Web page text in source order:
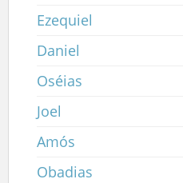
Ezequiel
Daniel
Oséias
Joel
Amós
Obadias